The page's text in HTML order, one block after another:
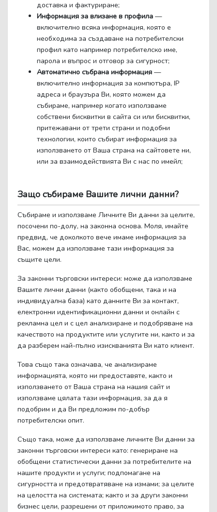
доставка и фактуриране;
Информация за влизане в профила —
включително всяка информация, която е
необходима за създаване на потребителски
профил като например потребителско име,
парола и въпрос и отговор за сигурност;
Автоматично събрана информация —
включително информация за компютъра, IP
адреса и браузъра Ви, която можем да
събираме, например когато използваме
собствени бисквитки в сайта си или бисквитки,
притежавани от трети страни и подобни
технологии, които събират информация за
използването от Ваша страна на сайтовете ни,
или за взаимодействията Ви с нас по имейл;
Защо събираме Вашите лични данни?
Събираме и използваме Личните Ви данни за целите,
посочени по-долу, на законна основа. Моля, имайте
предвид, че доколкото вече имаме информация за
Вас, можем да използваме тази информация за
същите цели.
За законни търговски интереси: може да използваме
Вашите лични данни (както обобщени, така и на
индивидуална база) като данните Ви за контакт,
електронни идентификационни данни и онлайн с
рекламна цел и с цел анализиране и подобряване на
качеството на продуктите или услугите ни, както и за
да разберем най-пълно изискванията Ви като клиент.
Това също така означава, че анализираме
информацията, която ни предоставяте, както и
използването от Ваша страна на нашия сайт и
използваме цялата тази информация, за да я
подобрим и да Ви предложим по-добър
потребителски опит.
Също така, може да използваме личните Ви данни за
законни търговски интереси като: генериране на
обобщени статистически данни за потребителите на
нашите продукти и услуги; подпомагане на
сигурността и предотвратяване на измами; за целите
на целостта на системата; както и за други законни
бизнес цели, разрешени от приложимото право, за